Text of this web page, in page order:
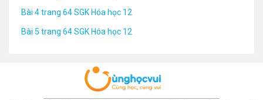
Bài 4 trang 64 SGK Hóa học 12
Bài 5 trang 64 SGK Hóa học 12